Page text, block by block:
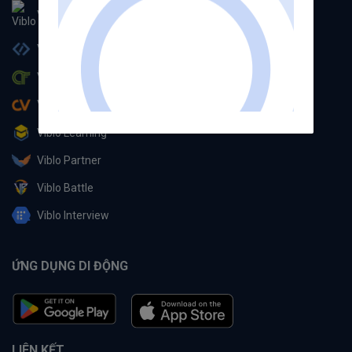
Viblo
Viblo Code
Viblo CTF
Viblo CV
Viblo Learning
Viblo Partner
Viblo Battle
Viblo Interview
ỨNG DỤNG DI ĐỘNG